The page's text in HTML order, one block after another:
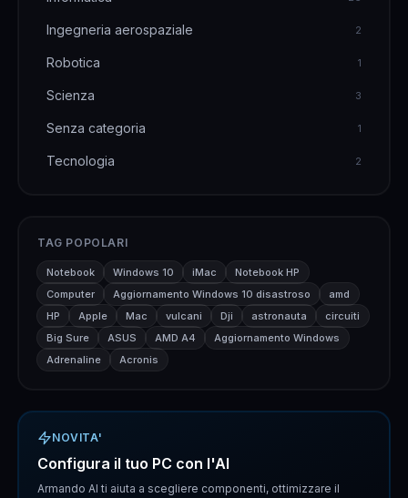
Ingegneria aerospaziale 2
Robotica 1
Scienza 3
Senza categoria 1
Tecnologia 2
TAG POPOLARI
Notebook Windows 10 iMac
Notebook HP
Computer
Aggiornamento Windows 10 disastroso
amd
HP
Apple Mac vulcani Dji astronauta
circuiti
Big Sure
ASUS AMD A4
Aggiornamento Windows
Adrenaline
Acronis
NOVITA'
Configura il tuo PC con l'AI
Armando AI ti aiuta a scegliere componenti, ottimizzare il